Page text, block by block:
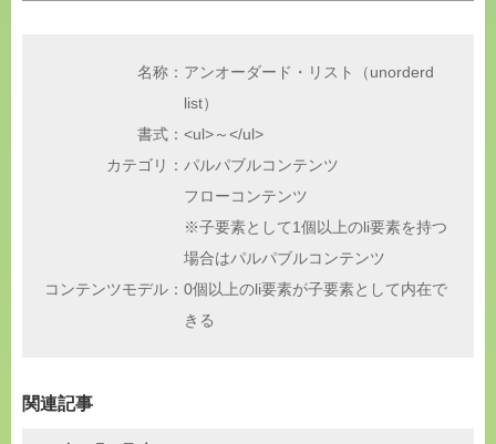
名称： アンオーダード・リスト（unorderd
list）
書式： <ul>～</ul>
カテゴリ： パルパブルコンテンツ
フローコンテンツ
※子要素として1個以上のli要素を持つ
場合はパルパブルコンテンツ
コンテンツモデル： 0個以上のli要素が子要素として内在で
きる
関連記事